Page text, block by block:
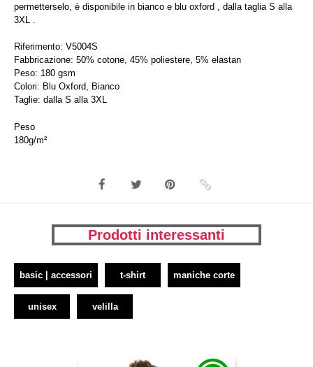
permetterselo, è disponibile in bianco e blu oxford , dalla taglia S alla
3XL .
Riferimento: V5004S
Fabbricazione: 50% cotone, 45% poliestere, 5% elastan
Peso: 180 gsm
Colori: Blu Oxford, Bianco
Taglie: dalla S alla 3XL
Peso
180g/m²
Prodotti interessanti
basic | accessori t-shirt maniche corte
unisex velilla